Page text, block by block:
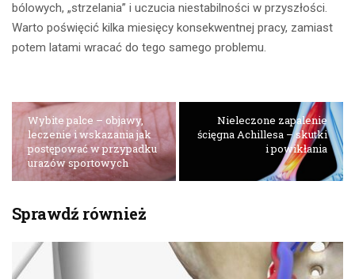
bólowych, „strzelania” i uczucia niestabilności w przyszłości.
Warto poświęcić kilka miesięcy konsekwentnej pracy, zamiast
potem latami wracać do tego samego problemu.
Wybite palce – objawy,
leczenie i wskazania jak
postępować w przypadku
urazów sportowych
Nieleczone zapalenie
ścięgna Achillesa – skutki
i powikłania
Sprawdź również